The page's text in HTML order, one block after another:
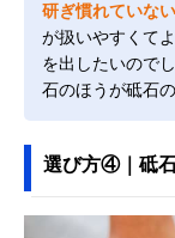
研ぎ慣れていな
が扱いやすくて
を出したいので
石のほうが砥石
選び方④｜砥